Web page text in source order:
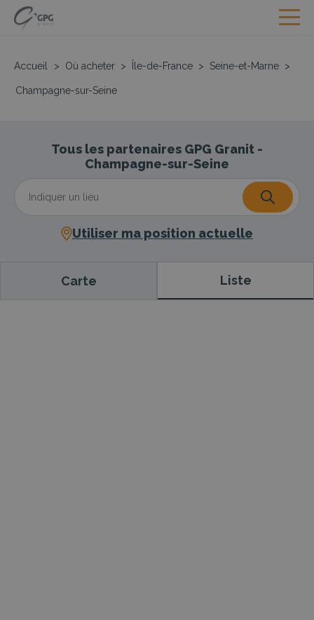
Accueil > Où acheter > Île-de-France > Seine-et-Marne >
Champagne-sur-Seine
Tous les partenaires GPG Granit -
Champagne-sur-Seine
Utiliser ma position actuelle
Carte Liste